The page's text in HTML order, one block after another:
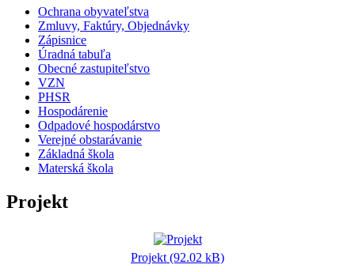
Ochrana obyvateľstva
Zmluvy, Faktúry, Objednávky
Zápisnice
Úradná tabuľa
Obecné zastupiteľstvo
VZN
PHSR
Hospodárenie
Odpadové hospodárstvo
Verejné obstarávanie
Základná škola
Materská škola
Projekt
Projekt (92.02 kB)